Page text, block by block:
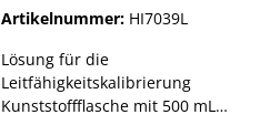
Artikelnummer: HI7039L
Lösung für die
Leitfähigkeitskalibrierung
Kunststoffflasche mit 500 mL